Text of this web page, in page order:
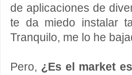
de aplicaciones de
te da miedo instalar
Tranquilo, me lo he
Pero, ¿Es el market